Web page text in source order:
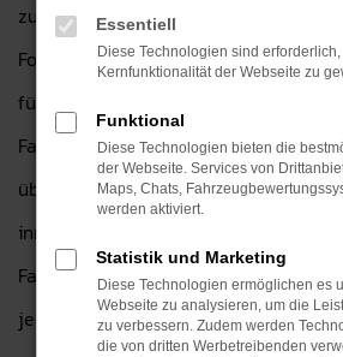
zuverlässigen und hochwertigen
Ford Autohaus in Gelnhausen sind
für Sie da und bieten Ihnen eine große
Fahrzeugen, die sowohl in puncto
überzeugen. Der Ford Ecosport bietet
innovative Ausstattung, sondern
Fahrkomfort und eine hohe
jeder Fahrt genießen können.
Essentiell
Diese Technologien sind
Kernfunktionalität der Webseite zu
Funktional
Diese Technologien bieten die
der Webseite. Services von
Maps, Chats,
werden aktiviert.
Statistik und Marketing
Diese Technologien ermöglichen es
Webseite zu analysieren, um die
zu verbessern. Zudem werden
die von dritten Werbetreibenden